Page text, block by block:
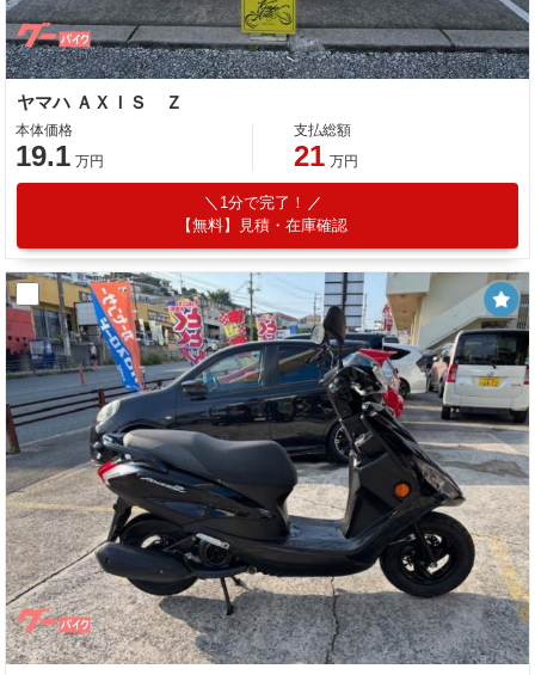
ヤマハ ＡＸＩＳ Ｚ
本体価格
19.1 万円
支払総額
21 万円
1分で完了！
【無料】見積・在庫確認